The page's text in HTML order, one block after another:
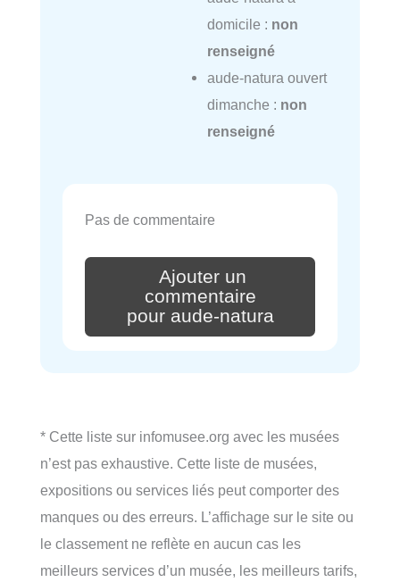
domicile : non
renseigné
aude-natura ouvert
dimanche : non
renseigné
Pas de commentaire
Ajouter un
commentaire
pour aude-natura
* Cette liste sur infomusee.org avec les musées
n’est pas exhaustive. Cette liste de musées,
expositions ou services liés peut comporter des
manques ou des erreurs. L’affichage sur le site ou
le classement ne reflète en aucun cas les
meilleurs services d’un musée, les meilleurs tarifs,